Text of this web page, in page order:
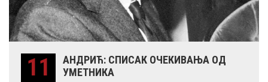
11
АНДРИЋ: СПИСАК ОЧЕКИВАЊА ОД
УМЕТНИКА